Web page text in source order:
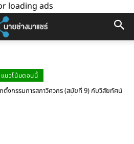
loading ads
แนวโน้มตอนนี้
ตั้งกรรมการสภาวิศวกร (สมัยที่ 9) กับวิสัยทัศน์